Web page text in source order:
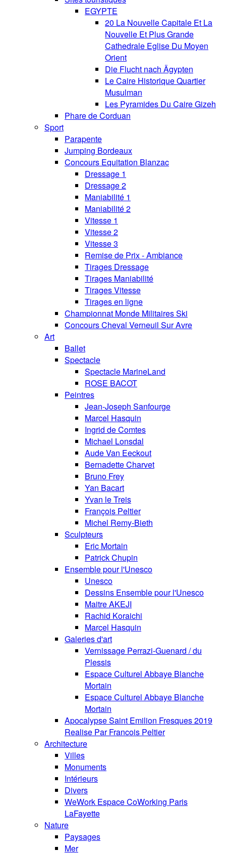
EGYPTE
20 La Nouvelle Capitale Et La
Nouvelle Et Plus Grande
Cathedrale Eglise Du Moyen
Orient
Die Flucht nach Ägypten
Le Caire Historique Quartier
Musulman
Les Pyramides Du Caire Gizeh
Phare de Corduan
Sport
Parapente
Jumping Bordeaux
Concours Equitation Blanzac
Dressage 1
Dressage 2
Maniabilité 1
Maniabilité 2
Vitesse 1
Vitesse 2
Vitesse 3
Remise de Prix - Ambiance
Tirages Dressage
Tirages Maniabilité
Tirages Vitesse
Tirages en ligne
Championnat Monde Militaires Ski
Concours Cheval Verneuil Sur Avre
Art
Ballet
Spectacle
Spectacle MarineLand
ROSE BACOT
Peintres
Jean-Joseph Sanfourge
Marcel Hasquin
Ingrid de Comtes
Michael Lonsdal
Aude Van Eeckout
Bernadette Charvet
Bruno Frey
Yan Bacart
Yvan le Treis
François Peltier
Michel Remy-Bieth
Sculpteurs
Eric Mortain
Patrick Chupin
Ensemble pour l'Unesco
Unesco
Dessins Ensemble pour l'Unesco
Maitre AKEJI
Rachid Koraichi
Marcel Hasquin
Galeries d'art
Vernissage Perrazi-Guenard / du
Plessis
Espace Culturel Abbaye Blanche
Mortain
Espace Culturel Abbaye Blanche
Mortain
Apocalypse Saint Emilion Fresques 2019
Realise Par Francois Peltier
Architecture
Villes
Monuments
Intérieurs
Divers
WeWork Espace CoWorking Paris
LaFayette
Nature
Paysages
Mer